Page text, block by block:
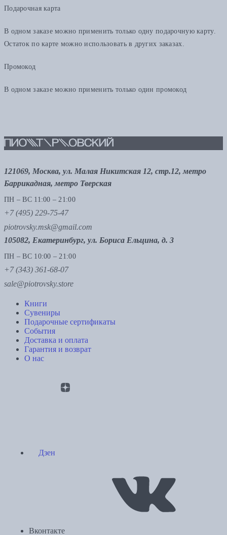
Подарочная карта
В одном заказе можно применить только одну подарочную карту.
Остаток по карте можно использовать в других заказах.
Промокод
В одном заказе можно применить только один промокод
121069, Москва, ул. Малая Никитская 12, стр.12, метро
Баррикадная, метро Тверская
ПН – ВС 11:00 – 21:00
+7 (495) 229-75-47
piotrovsky.msk@gmail.com
105082, Екатеринбург, ул. Бориса Ельцина, д. 3
ПН – ВС 10:00 – 21:00
+7 (343) 361-68-07
sale@piotrovsky.store
Книги
Сувениры
Подарочные сертификаты
События
Доставка и оплата
Гарантия и возврат
О нас
Дзен
Вконтакте